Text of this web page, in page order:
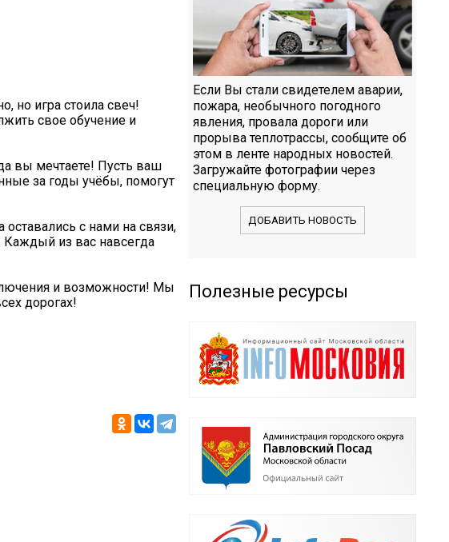
но игра стоила свеч!
свое обучение и
вы мечтаете! Пусть ваш
за годы учёбы, помогут
с нами на связи,
из вас навсегда
и возможности! Мы
дорогах!
Если Вы стали свидетелем аварии,
пожара, необычного погодного
явления, провала дороги или
прорыва теплотрассы, сообщите об
этом в ленте народных новостей.
Загружайте фотографии через
специальную форму.
ДОБАВИТЬ НОВОСТЬ
Полезные ресурсы